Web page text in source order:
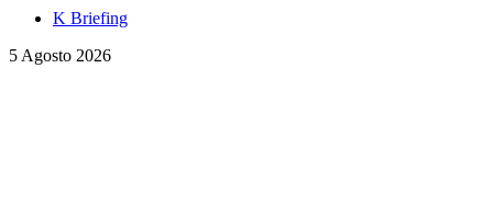
K Briefing
5 Agosto 2026